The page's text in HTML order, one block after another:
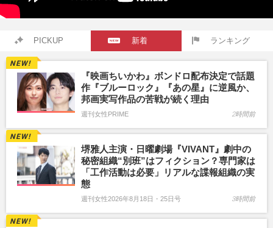
PICKUP 新着 ランキング
『映画ちいかわ』ボンドロ配布決定で話題
作『ブルーロック』『あの星』に逆風か、
邦画実写作品の苦戦が続く理由
週刊女性PRIME 2時間前
堺雅人主演・日曜劇場『VIVANT』劇中の
秘密組織“別班”はフィクション？専門家は
「工作活動は必要」リアルな諜報組織の実
態
週刊女性2026年8月18日・25日号 3時間前